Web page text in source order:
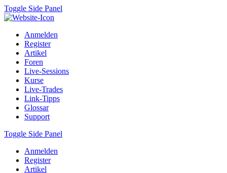
Toggle Side Panel
Anmelden
Register
Artikel
Foren
Live-Sessions
Kurse
Live-Trades
Link-Tipps
Glossar
Support
Toggle Side Panel
Anmelden
Register
Artikel